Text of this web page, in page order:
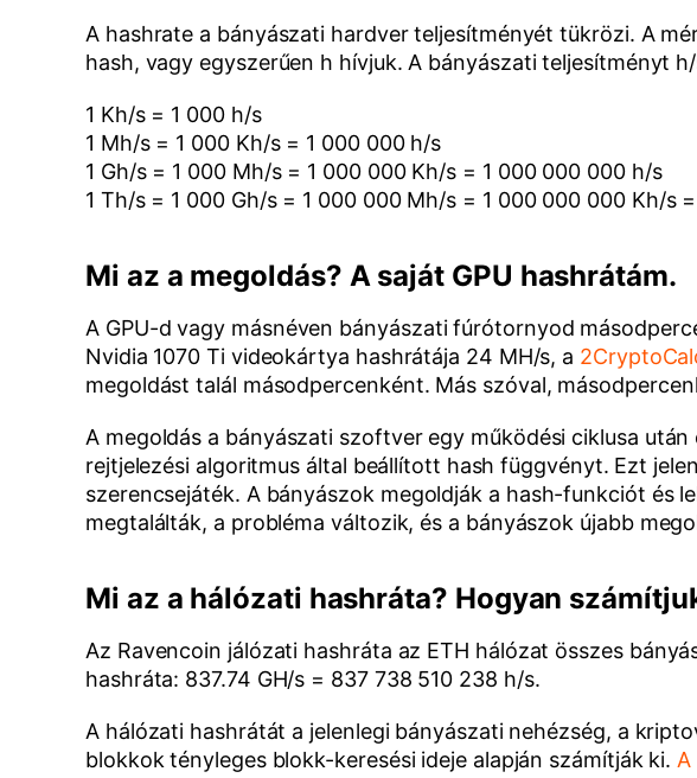
A hashrate a bányászati hardver teljesítményét tükrözi. A
hash, vagy egyszerűen h hívjuk. A bányászati teljesítményt
1 Kh/s = 1 000 h/s
1 Mh/s = 1 000 Kh/s = 1 000 000 h/s
1 Gh/s = 1 000 Mh/s = 1 000 000 Kh/s = 1 000 000 000 h/s
1 Th/s = 1 000 Gh/s = 1 000 000 Mh/s = 1 000 000 000 Kh/s
Mi az a megoldás? A saját GPU hashrátám.
A GPU-d vagy másnéven bányászati fúrótornyod
Nvidia 1070 Ti videokártya hashrátája 24 MH/s, a
megoldást talál másodpercenként. Más szóval,
A megoldás a bányászati szoftver egy működési ciklusa
rejtjelezési algoritmus által beállított hash függvényt. Ezt
szerencsejáték. A bányászok megoldják a hash-funkciót és
megtalálták, a probléma változik, és a bányászok újabb
Mi az a hálózati hashráta? Hogyan
Az Ravencoin jálózati hashráta az ETH hálózat összes
hashráta: 837.74 GH/s = 837 738 510 238 h/s.
A hálózati hashrátát a jelenlegi bányászati nehézség, a
blokkok tényleges blokk-keresési ideje alapján számítják ki. A